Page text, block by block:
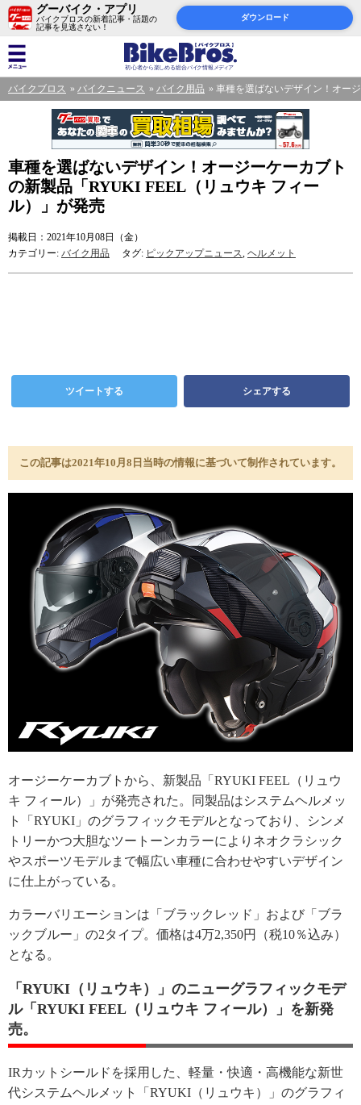
グーバイク・アプリ
バイクブロスの新着記事・話題の
記事を見逃さない！
ダウンロード
バイクブロス バイクニュース バイク用品 車種を選ばないデザイン！オー
車種を選ばないデザイン！オージーケーカブト
の新製品「RYUKI FEEL（リュウキ フィー
ル）」が発売
掲載日：2021年10月08日（金）
カテゴリー: バイク用品 タグ: ピックアップニュース, ヘルメット
ツイートする シェアする
この記事は2021年10月8日当時の情報に基づいて制作されています。
オージーケーカブトから、新製品「RYUKI FEEL（リュウ
キ フィール）」が発売された。同製品はシステムヘルメッ
ト「RYUKI」のグラフィックモデルとなっており、シンメ
トリーかつ大胆なツートーンカラーによりネオクラシック
やスポーツモデルまで幅広い車種に合わせやすいデザイン
に仕上がっている。
カラーバリエーションは「ブラックレッド」および「ブラ
ックブルー」の2タイプ。価格は4万2,350円（税10％込み）
となる。
「RYUKI（リュウキ）」のニューグラフィックモデ
ル「RYUKI FEEL（リュウキ フィール）」を新発
売。
IRカットシールドを採用した、軽量・快適・高機能な新世
代システムヘルメット「RYUKI（リュウキ）」のグラフィ